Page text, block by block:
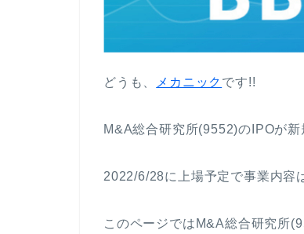
どうも、 メカニック です!!
M&A総合研究所(9552)のIPOが新
2022/6/28に上場予定で事業内容
このページではM&A総合研究所